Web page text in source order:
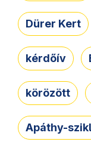
Dürer Kert
kérdőív
körözött
Apáthy-